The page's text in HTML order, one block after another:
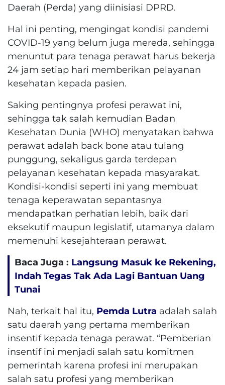
Daerah (Perda) yang diinisiasi DPRD.
Hal ini penting, mengingat kondisi pandemi
COVID-19 yang belum juga mereda, sehingga
menuntut para tenaga perawat harus bekerja
24 jam setiap hari memberikan pelayanan
kesehatan kepada pasien.
Saking pentingnya profesi perawat ini,
sehingga tak salah kemudian Badan
Kesehatan Dunia (WHO) menyatakan bahwa
perawat adalah back bone atau tulang
punggung, sekaligus garda terdepan
pelayanan kesehatan kepada masyarakat.
Kondisi-kondisi seperti ini yang membuat
tenaga keperawatan sepantasnya
mendapatkan perhatian lebih, baik dari
eksekutif maupun legislatif, utamanya dalam
memenuhi kesejahteraan perawat.
Baca Juga : Langsung Masuk ke Rekening,
Indah Tegas Tak Ada Lagi Bantuan Uang
Tunai
Nah, terkait hal itu, Pemda Lutra adalah salah
satu daerah yang pertama memberikan
insentif kepada tenaga perawat. “Pemberian
insentif ini menjadi salah satu komitmen
pemerintah karena profesi ini merupakan
salah satu profesi yang memberikan